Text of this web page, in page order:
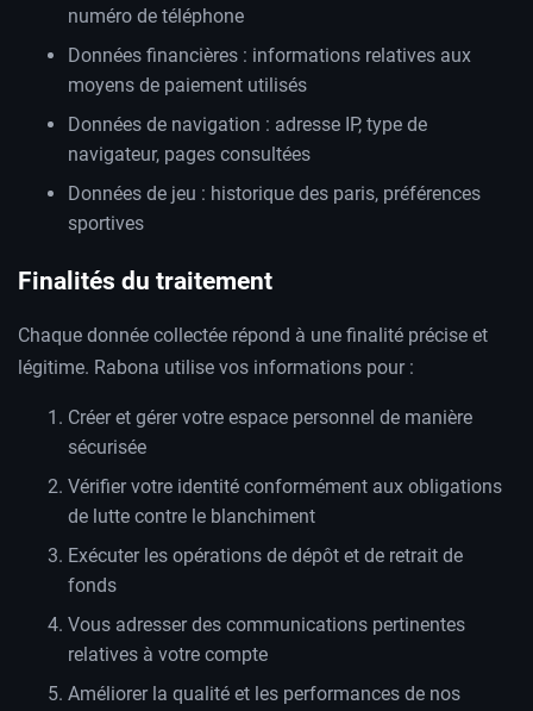
numéro de téléphone
Données financières : informations relatives aux
moyens de paiement utilisés
Données de navigation : adresse IP, type de
navigateur, pages consultées
Données de jeu : historique des paris, préférences
sportives
Finalités du traitement
Chaque donnée collectée répond à une finalité précise et
légitime. Rabona utilise vos informations pour :
Créer et gérer votre espace personnel de manière
sécurisée
Vérifier votre identité conformément aux obligations
de lutte contre le blanchiment
Exécuter les opérations de dépôt et de retrait de
fonds
Vous adresser des communications pertinentes
relatives à votre compte
Améliorer la qualité et les performances de nos